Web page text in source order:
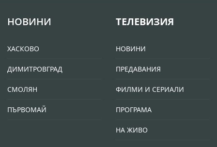
НОВИНИ
ХАСКОВО
ДИМИТРОВГРАД
СМОЛЯН
ПЪРВОМАЙ
ТЕЛЕВИЗИЯ
НОВИНИ
ПРЕДАВАНИЯ
ФИЛМИ И СЕРИАЛИ
ПРОГРАМА
НА ЖИВО